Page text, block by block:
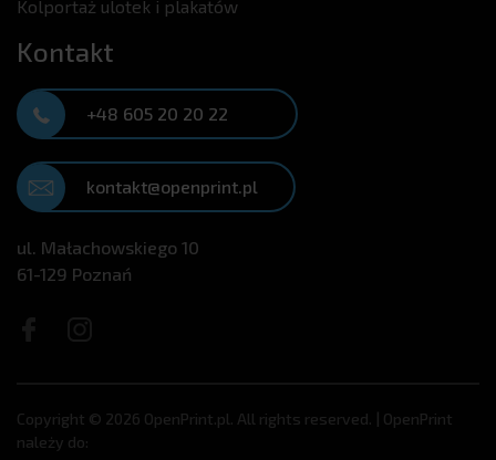
Kolportaż ulotek i plakatów
Kontakt
+48 605 20 20 22
kontakt@openprint.pl
ul. Małachowskiego 10
61-129 Poznań
Copyright © 2026 OpenPrint.pl. All rights reserved. | OpenPrint
należy do: